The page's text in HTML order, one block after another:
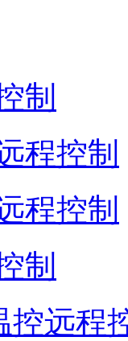
制
程控制
程控制
制
控远程